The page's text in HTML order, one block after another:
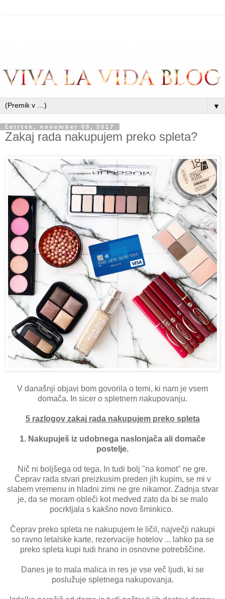
▼
četrtek, november 09, 2017
Zakaj rada nakupujem preko spleta?
V današnji objavi bom govorila o temi, ki nam je vsem
domača. In sicer o spletnem nakupovanju.
5 razlogov zakaj rada nakupujem preko spleta
1. Nakupuješ iz udobnega naslonjača ali domače
postelje.
Nič ni boljšega od tega. In tudi bolj "na komot" ne gre.
Čeprav rada stvari preizkusim preden jih kupim, se mi v
slabem vremenu in hladni zimi ne gre nikamor. Zadnja stvar
je, da se moram obleči kot medved zato da bi se malo
pocrkljala s kakšno novo šminkico.
Čeprav preko spleta ne nakupujem le ličil, največji nakupi
so ravno letalske karte, rezervacije hotelov ... lahko pa se
preko spleta kupi tudi hrano in osnovne potrebščine.
Danes je to mala malica in res je vse več ljudi, ki se
poslužuje spletnega nakupovanja.